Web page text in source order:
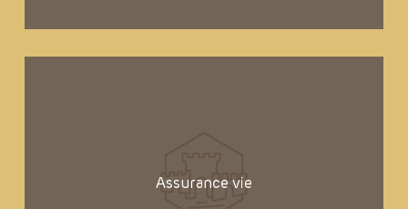
Assurance vie